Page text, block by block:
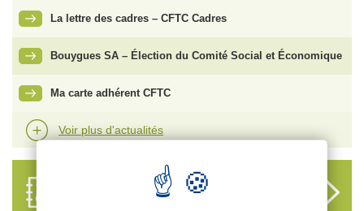
La lettre des cadres – CFTC Cadres
Bouygues SA – Élection du Comité Social et Économique
Ma carte adhérent CFTC
Voir plus d'actualités
DES DÉLÉGUÉS